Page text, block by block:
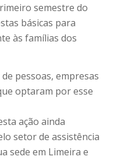
semestre do
básicas para
às famílias dos
pessoas, empresas
optaram por esse
ação ainda
setor de assistência
sede em Limeira e